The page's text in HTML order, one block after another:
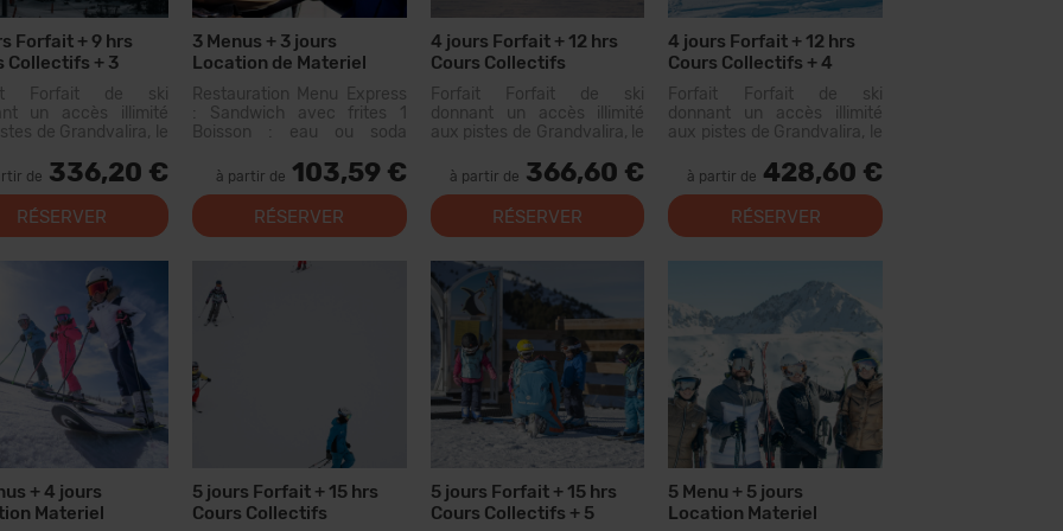
Forfait + 9 hrs
Collectifs + 3
Forfait de ski
un accès illimité
de Grandvalira, le
Avec ce
vous pourrez
plus de 200 km de
avec des options
de 336,20 €
RÉSERVER
3 Menus + 3 jours
Location de Materiel
Restauration Menu Express
: Sandwich avec frites 1
Boisson : eau ou soda
les eaux aromatisées) Menu
disponible dans les
restaurants suivants :
Canillo : Xiri El Forn Tarter :
à partir de 103,59 €
RÉSERVER
4 jours Forfait + 12 hrs
Cours Collectifs
Forfait Forfait de ski
donnant un accès illimité
aux pistes de Grandvalira, le
des Pyrénées. Avec ce
forfait, vous pourrez
parcourir...
à partir de 366,60 €
RÉSERVER
4 jours Forfait + 12 hrs
Cours Collectifs + 4
Menus
Forfait Forfait de ski
donnant un accès illimité
aux pistes de Grandvalira, le
des Pyrénées. Avec ce
forfait, vous pourrez
parcourir plus de 200 km de
pistes, avec des options
à partir de 428,60 €
RÉSERVER
+ 4 jours
Materiel
5 jours Forfait + 15 hrs
Cours Collectifs
5 jours Forfait + 15 hrs
Cours Collectifs + 5
5 Menu + 5 jours
Location Materiel